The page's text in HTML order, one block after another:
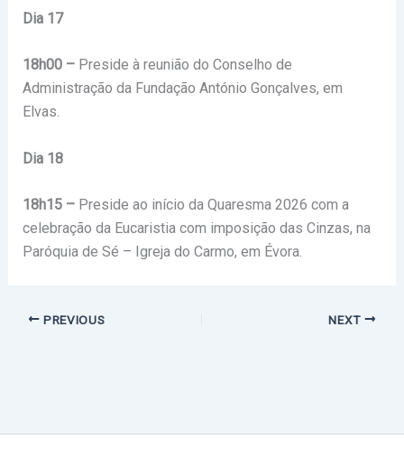
Dia 17
18h00 –Preside à reunião do Conselho de
Administração da Fundação António Gonçalves, em
Elvas.
Dia 18
18h15 –Preside ao início da Quaresma 2026 com a
celebração da Eucaristia com imposição das Cinzas, na
Paróquia de Sé – Igreja do Carmo, em Évora.
PREVIOUS NEXT